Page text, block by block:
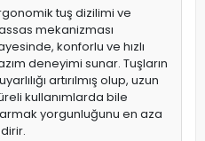
tuş dizilimi ve
mekanizması
konforlu ve hızlı
deneyimi sunar. Tuşların
artırılmış olup, uzun
kullanımlarda bile
yorgunluğunu en aza